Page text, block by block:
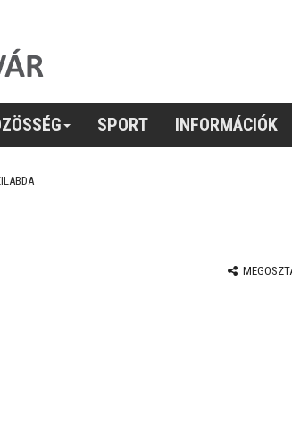
SPORT INFORMÁCIÓK